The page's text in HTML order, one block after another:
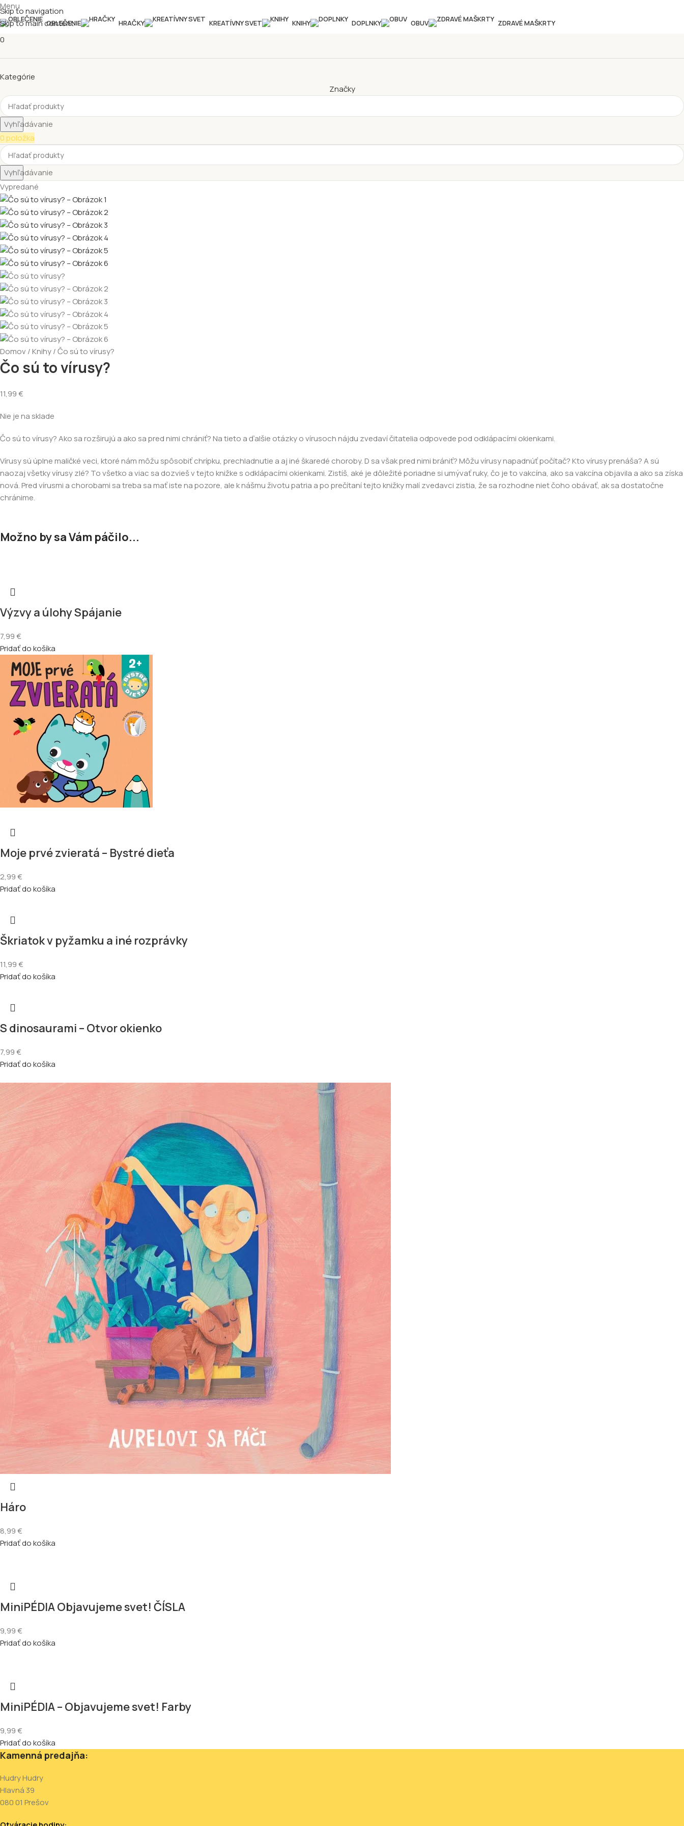
Skip to navigation
Skip to main content
Menu
OBLEČENIE HRAČKY KREATÍVNY SVET KNIHY DOPLNKY OBUV ZDRAVÉ MAŠKRTY
0
Kategórie
Značky
Vyhľadávanie
0položka
Vyhľadávanie
Vypredané
Domov Knihy Čo sú to vírusy?
Čo sú to vírusy?
11,99€
Nie je na sklade
Čo sú to vírusy? Ako sa rozširujú a ako sa pred nimi chrániť? Na tieto a ďalšie otázky o vírusoch nájdu zvedaví čitatelia odpovede pod odklápacími okienkami.
Vírusy sú úplne maličké veci, ktoré nám môžu spôsobiť chrípku, prechladnutie a aj iné škaredé choroby. D sa však pred nimi brániť? Môžu vírusy napadnúť počítač? Kto vírusy prenáša? A sú
naozaj všetky vírusy zlé? To všetko a viac sa dozvieš v tejto knižke s odklápacími okienkami. Zistíš, aké je dôležité poriadne si umývať ruky, čo je to vakcína, ako sa vakcína objavila a ako sa získa
nová. Pred vírusmi a chorobami sa treba sa mať iste na pozore, ale k nášmu životu patria a po prečítaní tejto knižky malí zvedavci zistia, že sa rozhodne niet čoho obávať, ak sa dostatočne
chránime.
Možno by sa Vám páčilo...
Výzvy a úlohy Spájanie
7,99€
Pridať do košíka
Moje prvé zvieratá – Bystré dieťa
2,99€
Pridať do košíka
Škriatok v pyžamku a iné rozprávky
11,99€
Pridať do košíka
S dinosaurami – Otvor okienko
7,99€
Pridať do košíka
Háro
8,99€
Pridať do košíka
MiniPÉDIA Objavujeme svet! ČÍSLA
9,99€
Pridať do košíka
MiniPÉDIA – Objavujeme svet! Farby
9,99€
Pridať do košíka
Kamenná predajňa:
Hudry Hudry
Hlavná 39
080 01 Prešov